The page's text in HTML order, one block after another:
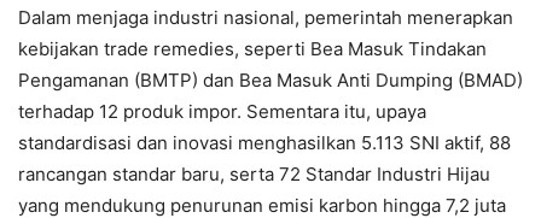
Dalam menjaga industri nasional, pemerintah menerapkan
kebijakan trade remedies, seperti Bea Masuk Tindakan
Pengamanan (BMTP) dan Bea Masuk Anti Dumping (BMAD)
terhadap 12 produk impor. Sementara itu, upaya
standardisasi dan inovasi menghasilkan 5.113 SNI aktif, 88
rancangan standar baru, serta 72 Standar Industri Hijau
yang mendukung penurunan emisi karbon hingga 7,2 juta